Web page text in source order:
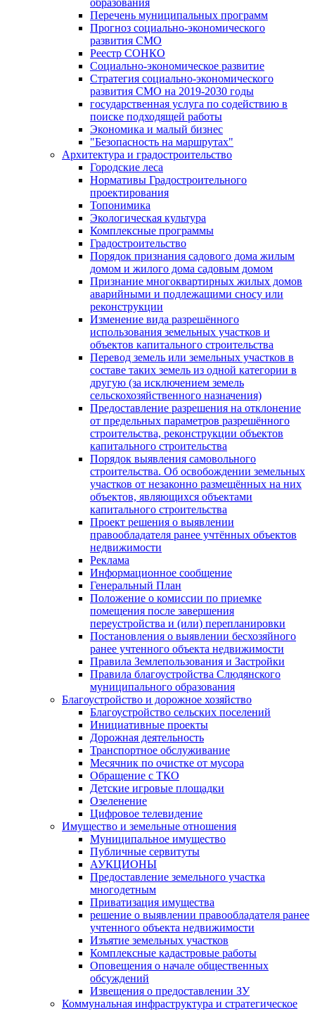
образования
Перечень муниципальных программ
Прогноз социально-экономического
развития СМО
Реестр СОНКО
Социально-экономическое развитие
Стратегия социально-экономического
развития СМО на 2019-2030 годы
государственная услуга по содействию в
поиске подходящей работы
Экономика и малый бизнес
"Безопасность на маршрутах"
Архитектура и градостроительство
Городские леса
Нормативы Градостроительного
проектирования
Топонимика
Экологическая культура
Комплексные программы
Градостроительство
Порядок признания садового дома жилым
домом и жилого дома садовым домом
Признание многоквартирных жилых домов
аварийными и подлежащими сносу или
реконструкции
Изменение вида разрешённого
использования земельных участков и
объектов капитального строительства
Перевод земель или земельных участков в
составе таких земель из одной категории в
другую (за исключением земель
сельскохозяйственного назначения)
Предоставление разрешения на отклонение
от предельных параметров разрешённого
строительства, реконструкции объектов
капитального строительства
Порядок выявления самовольного
строительства. Об освобождении земельных
участков от незаконно размещённых на них
объектов, являющихся объектами
капитального строительства
Проект решения о выявлении
правообладателя ранее учтённых объектов
недвижимости
Реклама
Информационное сообщение
Генеральный План
Положение о комиссии по приемке
помещения после завершения
переустройства и (или) перепланировки
Постановления о выявлении бесхозяйного
ранее учтенного объекта недвижимости
Правила Землепользования и Застройки
Правила благоустройства Слюдянского
муниципального образования
Благоустройство и дорожное хозяйство
Благоустройство сельских поселений
Инициативные проекты
Дорожная деятельность
Транспортное обслуживание
Месячник по очистке от мусора
Обращение с ТКО
Детские игровые площадки
Озеленение
Цифровое телевидение
Имущество и земельные отношения
Муниципальное имущество
Публичные сервитуты
АУКЦИОНЫ
Предоставление земельного участка
многодетным
Приватизация имущества
решение о выявлении правообладателя ранее
учтенного объекта недвижимости
Изъятие земельных участков
Комплексные кадастровые работы
Оповещения о начале общественных
обсуждений
Извещения о предоставлении ЗУ
Коммунальная инфраструктура и стратегическое